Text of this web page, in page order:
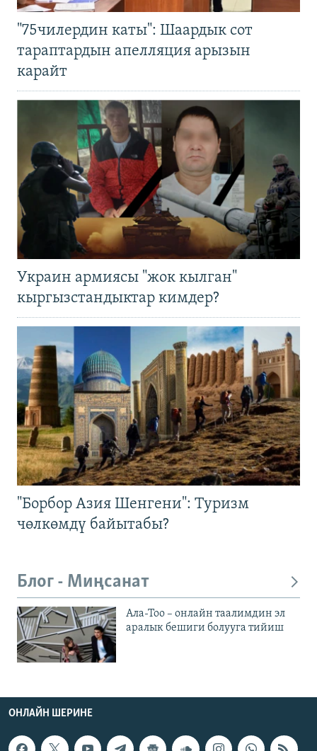
"75чилердин каты": Шаардык сот
тараптардын апелляция арызын
карайт
Украин армиясы "жок кылган"
кыргызстандыктар кимдер?
"Борбор Азия Шенгени": Туризм
чөлкөмдү байытабы?
Блог - Миңсанат
Ала-Тоо – онлайн таалимдин эл
аралык бешиги болууга тийиш
ОНЛАЙН ШЕРИНЕ